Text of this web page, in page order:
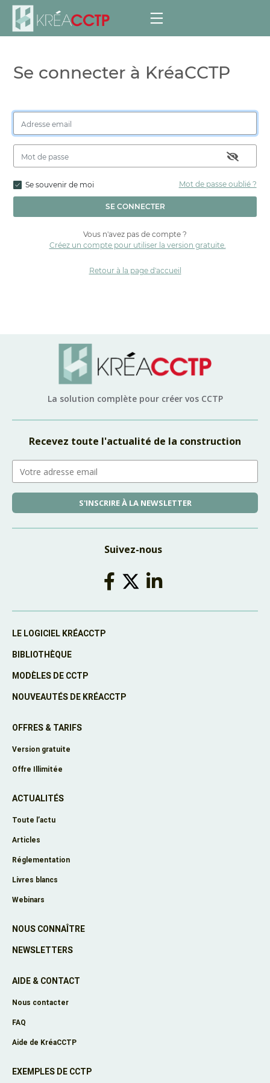
Se connecter à KréaCCTP
Se souvenir de moi Mot de passe oublié ?
SE CONNECTER
Vous n'avez pas de compte ?
Créez un compte pour utiliser la version gratuite.
Retour à la page d'accueil
La solution complète pour créer vos CCTP
Recevez toute l'actualité de la construction
S'INSCRIRE À LA NEWSLETTER
Suivez-nous
LE LOGICIEL KRÉACCTP
BIBLIOTHÈQUE
MODÈLES DE CCTP
NOUVEAUTÉS DE KRÉACCTP
OFFRES & TARIFS
Version gratuite
Offre Illimitée
ACTUALITÉS
Toute l’actu
Articles
Réglementation
Livres blancs
Webinars
NOUS CONNAÎTRE
NEWSLETTERS
AIDE & CONTACT
Nous contacter
FAQ
Aide de KréaCCTP
EXEMPLES DE CCTP